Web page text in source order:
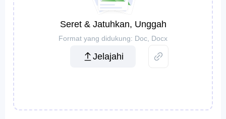
Seret & Jatuhkan, Unggah
Format yang didukung: Doc, Docx
Jelajahi